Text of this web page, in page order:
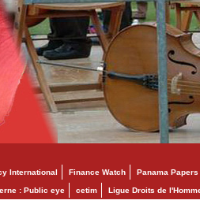
International Finance Watch Panama Papers
: Public eye cetim Ligue Droits de